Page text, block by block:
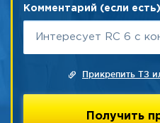
Комментарий (если есть)
Прикрепить ТЗ